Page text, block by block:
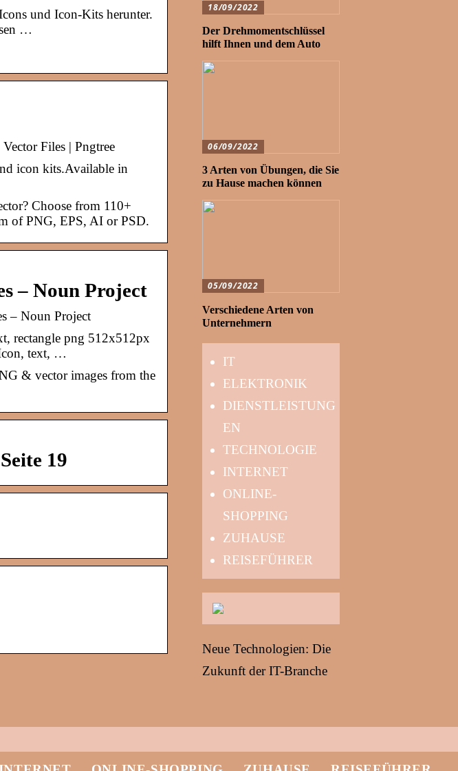
und Icon-Kits herunter.
…
Files | Pngtree
icon kits.Available in
Choose from 110+
of PNG, EPS, AI or PSD.
– Noun Project
– Noun Project
rectangle png 512x512px
text, …
& vector images from the
19
18/09/2022
Der Drehmomentschlüssel
hilft Ihnen und dem Auto
06/09/2022
3 Arten von Übungen, die Sie
zu Hause machen können
05/09/2022
Verschiedene Arten von
Unternehmern
IT
ELEKTRONIK
DIENSTLEISTUNG
EN
TECHNOLOGIE
INTERNET
ONLINE-
SHOPPING
ZUHAUSE
REISEFÜHRER
Neue Technologien: Die
Zukunft der IT-Branche